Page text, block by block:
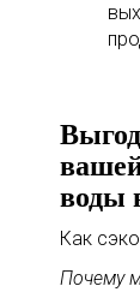
воды
Как
Почему